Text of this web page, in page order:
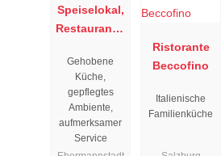
Speiselokal,
Restaurant "
"
Gehobene
Küche,
gepflegtes
Ambiente,
aufmerksamer
Service
Ristorante
Beccofino
Italienische
Familienküche